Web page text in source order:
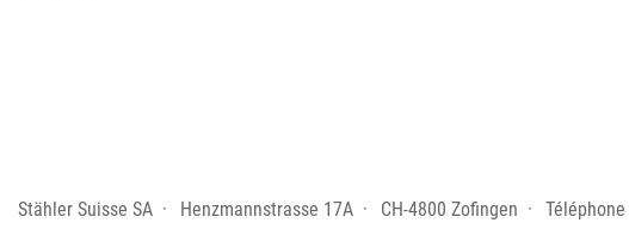
Stähler Suisse SA Henzmannstrasse 17A CH-4800 Zofingen Téléphone